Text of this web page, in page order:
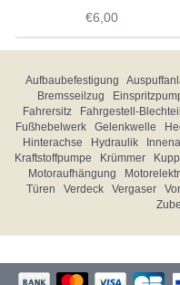
€6,00
Aufbaubefestigung
Bremsseilzug
Fahrersitz
Fahrgestell-
Fußhebelwerk
Gelenkwelle
Hinterachse
Hydraulik
Kraftstoffpumpe
Krümmer
Motoraufhängung
Türen
Verdeck Vergaser